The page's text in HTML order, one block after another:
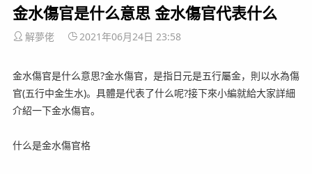
金水傷官是什么意思 金水傷官代表什么
解夢佬 2021年06月24日 23:58
金水傷官是什么意思?金水傷官，是指日元是五行屬金，則以水為傷
官(五行中金生水)。具體是代表了什么呢?接下來小編就給大家詳細
介紹一下金水傷官。
什么是金水傷官格